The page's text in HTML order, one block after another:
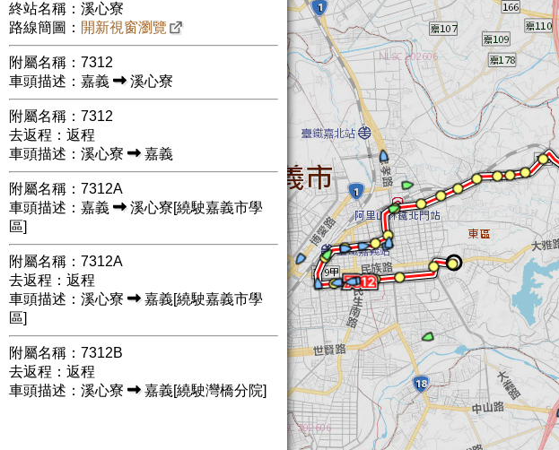
終站名稱：溪心寮
路線簡圖： 開新視窗瀏覽
附屬名稱：7312
車頭描述：嘉義
溪心寮
附屬名稱：7312
去返程：返程
車頭描述：溪心寮
嘉義
附屬名稱：7312A
車頭描述：嘉義
溪心寮[繞駛嘉義市學
區]
附屬名稱：7312A
去返程：返程
車頭描述：溪心寮
嘉義[繞駛嘉義市學
區]
附屬名稱：7312B
去返程：返程
車頭描述：溪心寮
嘉義[繞駛灣橋分院]